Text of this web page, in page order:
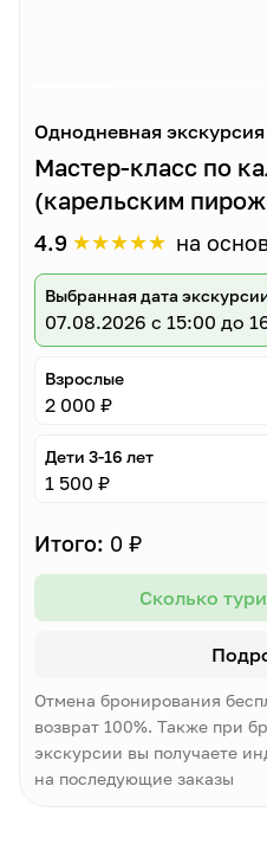
Однодневная экскурсия
Мастер-класс по
(карельским
4.9 ★★★★★ на
Выбранная дата
07.08.2026 с 15:00 до
Взрослые
2 000 ₽
Дети 3-16 лет
1 500 ₽
Итого: 0 ₽
Сколько
Отмена бронирования
возврат 100%. Также при
экскурсии вы получаете
на последующие заказы